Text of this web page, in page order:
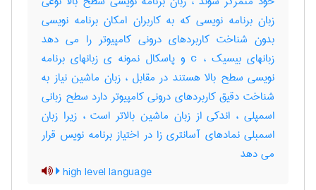
زبان برنامه نویسی که به کاربران امکان برنامه نویسی
بدون شناخت کاربردهای درونی کامپیوتر را می دهد
زبانهای بیسیک ، c و پاسکال نمونه ی زبانهای برنامه
نویسی سطح بالا هستند در مقابل ، زبان ماشین نیاز به
شناخت دقیق کاربردهای درونی کامپیوتر دارد سطح زبانی
اسمپلی ، اندکی از زبان ماشین بالاتر است ، زیرا زبان
اسمبلی نمادهای آسانتری زا در اختیاز برنامه نویس قرار
می دهد
high level language